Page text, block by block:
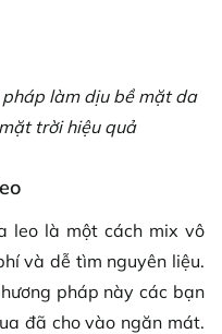
làm dịu bề mặt da
trời hiệu quả
leo là một cách mix vô
và dễ tìm nguyên liệu.
pháp này các bạn
đã cho vào ngăn mát.